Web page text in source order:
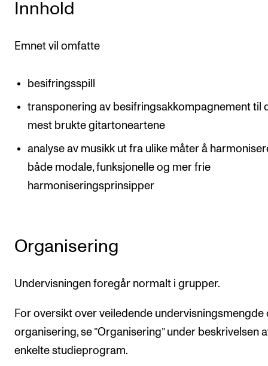
AKTUELT
Etter noter nyhetsbrev
KONTAKTER
Kontaktpunkt
Studentutvalet SUT
Biblioteket
Innhold
Emnet vil omfatte
besifringsspill
transponering av besifringsakkompagnement til
mest brukte gitartoneartene
analyse av musikk ut fra ulike måter å
både modale, funksjonelle og mer frie
harmoniseringsprinsipper
Organisering
Undervisningen foregår normalt i grupper.
For oversikt over veiledende undervisningsmengde
organisering, se ”Organisering” under beskrivelsen
enkelte studieprogram.